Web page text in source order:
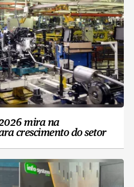
mira na
crescimento do setor